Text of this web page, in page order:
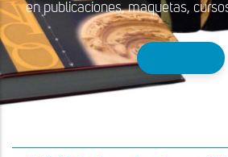
en publicaciones, maquetas,